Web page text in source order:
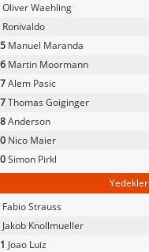
Oliver Waehling
Ronivaldo
Manuel Maranda
Martin Moormann
Alem Pasic
Thomas Goiginger
Anderson
Nico Maier
Simon Pirkl
Yedekler
Fabio Strauss
Jakob Knollmueller
Joao Luiz